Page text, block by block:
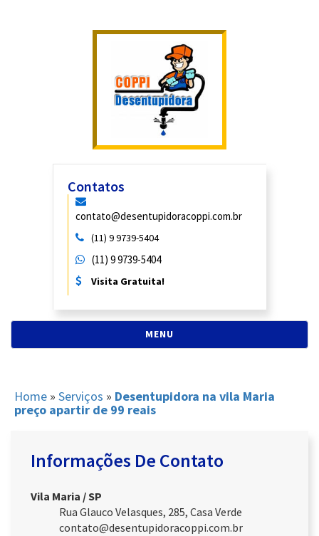
Contatos
contato@desentupidoracoppi.com.br
(11) 9 9739-5404
(11) 9 9739-5404
Visita Gratuita!
MENU
Home » Serviços » Desentupidora na vila Maria
preço apartir de 99 reais
Informações De Contato
Vila Maria / SP
Rua Glauco Velasques, 285, Casa Verde
contato@desentupidoracoppi.com.br